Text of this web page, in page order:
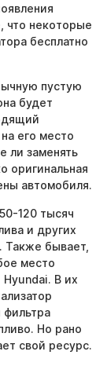
что некоторые
бесплатно
пустую
будет
его место
ли заменять
оригинальная
автомобиля.
120 тысяч
и других
Также бывает,
место
В их
фильтра
Но рано
свой ресурс.